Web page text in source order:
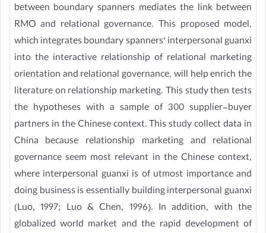
between boundary spanners mediates the link between
RMO and relational governance. This proposed model,
which integrates boundary spanners’ interpersonal guanxi
into the interactive relationship of relational marketing
orientation and relational governance, will help enrich the
literature on relationship marketing. This study then tests
the hypotheses with a sample of 300 supplier-buyer
partners in the Chinese context. This study collect data in
China because relationship marketing and relational
governance seem most relevant in the Chinese context,
where interpersonal guanxi is of utmost importance and
doing business is essentially building interpersonal guanxi
(Luo, 1997; Luo & Chen, 1996). In addition, with the
globalized world market and the rapid development of